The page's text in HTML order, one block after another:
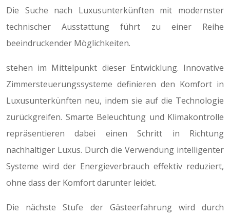
Die Suche nach Luxusunterkünften mit modernster
technischer Ausstattung führt zu einer Reihe
beeindruckender Möglichkeiten.
stehen im Mittelpunkt dieser Entwicklung. Innovative
Zimmersteuerungssysteme definieren den Komfort in
Luxusunterkünften neu, indem sie auf die Technologie
zurückgreifen. Smarte Beleuchtung und Klimakontrolle
repräsentieren dabei einen Schritt in Richtung
nachhaltiger Luxus. Durch die Verwendung intelligenter
Systeme wird der Energieverbrauch effektiv reduziert,
ohne dass der Komfort darunter leidet.
Die nächste Stufe der Gästeerfahrung wird durch